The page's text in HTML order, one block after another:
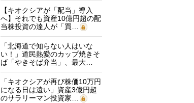
【キオクシアが「配当」導入
へ】それでも資産10億円超の配
当株投資の達人が「買…
「北海道で知らない人はいな
い！」道民熱愛のカップ焼きそ
ば「やきそば弁当」、最大…
「キオクシアが再び株価10万円
になる日は遠い」資産3億円超
のサラリーマン投資家…